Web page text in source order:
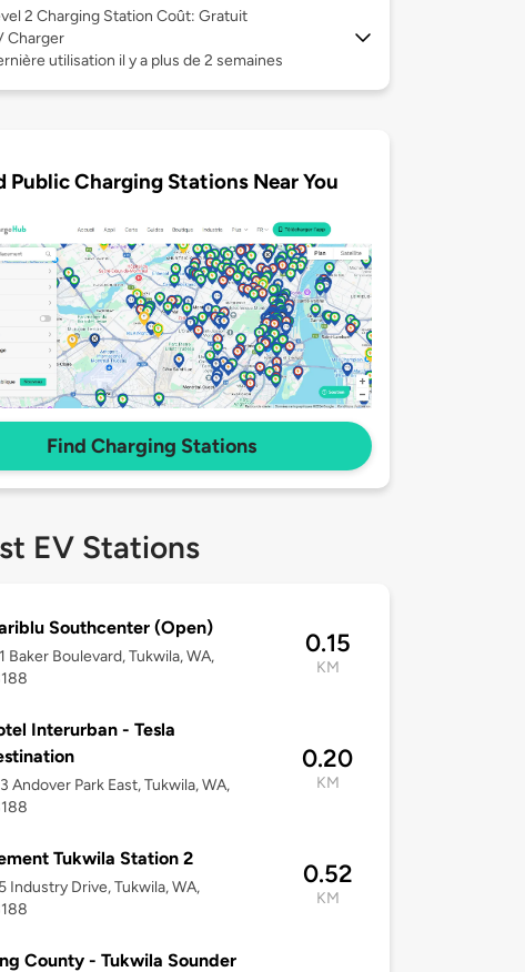
2 Charging Station Coût: Gratuit
Charger
utilisation il y a plus de 2 semaines
Public Charging Stations Near You
Find Charging Stations
EV Stations
Southcenter (Open)
Baker Boulevard, Tukwila, WA,
0.15
KM
Interurban - Tesla
Andover Park East, Tukwila, WA,
0.20
KM
Tukwila Station 2
Industry Drive, Tukwila, WA,
0.52
KM
County - Tukwila Sounder